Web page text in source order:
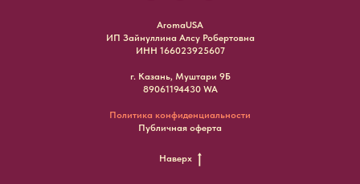
AromaUSA
ИП Зайнуллина Алсу Робертовна
ИНН 166023925607
г. Казань, Муштари 9Б
89061194430 WA
Политика конфиденциальности
Публичная оферта
Наверх